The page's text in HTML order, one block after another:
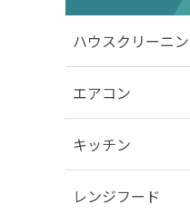
ハウスクリーニ
エアコン
キッチン
レンジフード